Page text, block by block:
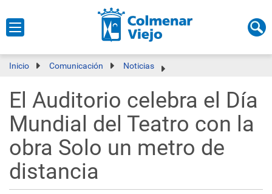
Inicio Comunicación Noticias
El Auditorio celebra el Día
Mundial del Teatro con la
obra Solo un metro de
distancia